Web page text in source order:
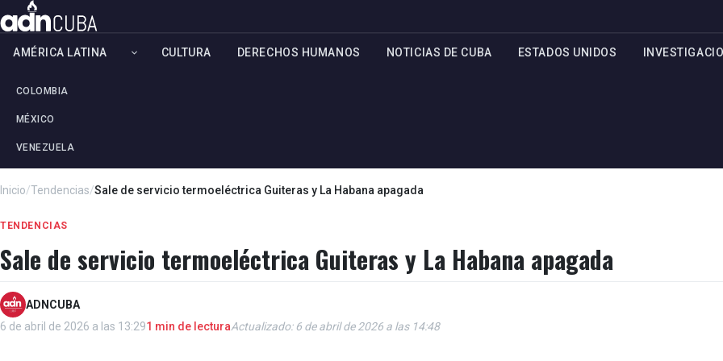
AMÉRICA LATINA
COLOMBIA
MÉXICO
VENEZUELA
CULTURA DERECHOS HUMANOS NOTICIAS DE CUBA ESTADOS UNIDOS
Inicio/Tendencias/Sale de servicio termoeléctrica Guiteras y La Habana apagada
TENDENCIAS
Sale de servicio termoeléctrica Guiteras y La Habana apagada
ADNCUBA
6 de abril de 2026 a las 13:291 min de lecturaActualizado: 6 de abril de 2026 a las 14:48